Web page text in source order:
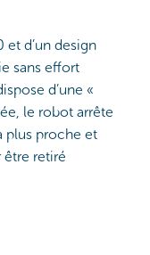
et d’un design
sans effort
d’une «
le robot arrête
plus proche et
être retiré